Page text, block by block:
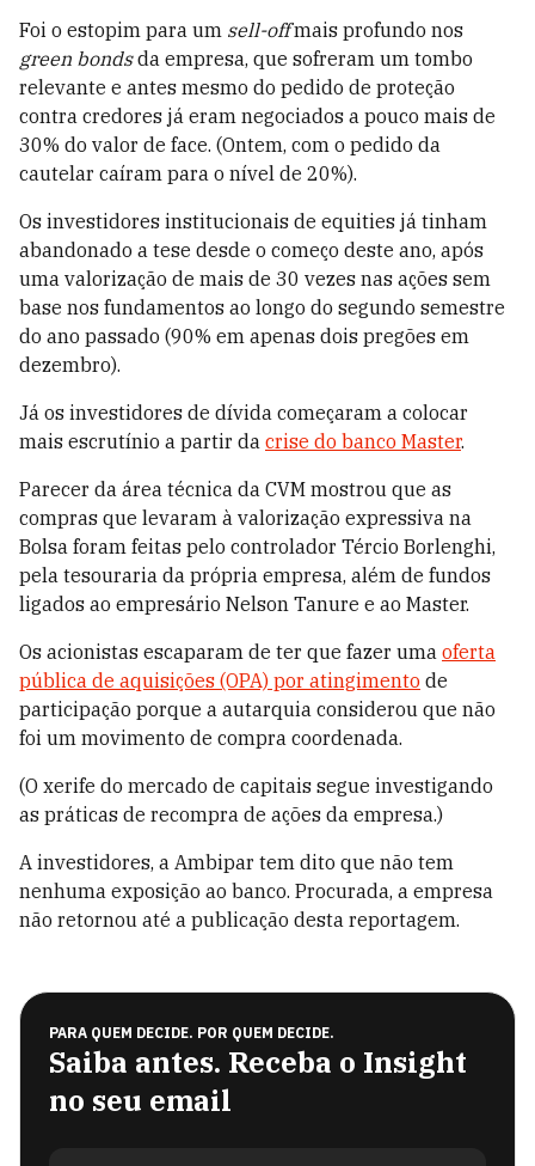
Foi o estopim para um sell-offmais profundo nos
green bondsda empresa, que sofreram um tombo
relevante e antes mesmo do pedido de proteção
contra credores já eram negociados a pouco mais de
30% do valor de face. (Ontem, com o pedido da
cautelar caíram para o nível de 20%).
Os investidores institucionais de equities já tinham
abandonado a tese desde o começo deste ano, após
uma valorização de mais de 30 vezes nas ações sem
base nos fundamentos ao longo do segundo semestre
do ano passado (90% em apenas dois pregões em
dezembro).
Já os investidores de dívida começaram a colocar
mais escrutínio a partir da crise do banco Master.
Parecer da área técnica da CVM mostrou que as
compras que levaram à valorização expressiva na
Bolsa foram feitas pelo controlador Tércio Borlenghi,
pela tesouraria da própria empresa, além de fundos
ligados ao empresário Nelson Tanure e ao Master.
Os acionistas escaparam de ter que fazer uma oferta
pública de aquisições (OPA) por atingimento de
participação porque a autarquia considerou que não
foi um movimento de compra coordenada.
(O xerife do mercado de capitais segue investigando
as práticas de recompra de ações da empresa.)
A investidores, a Ambipar tem dito que não tem
nenhuma exposição ao banco. Procurada, a empresa
não retornou até a publicação desta reportagem.
PARA QUEM DECIDE. POR QUEM DECIDE.
Saiba antes. Receba o Insight
no seu email